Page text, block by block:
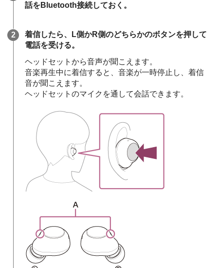
話をBluetooth接続しておく。
着信したら、L側かR側のどちらかのボタンを押して
電話を受ける。
ヘッドセットから音声が聞こえます。
音楽再生中に着信すると、音楽が一時停止し、着信
音が聞こえます。
ヘッドセットのマイクを通して会話できます。